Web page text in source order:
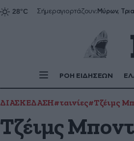
Σήμεραγιορτάζουν:
ΡΟΗ ΕΙΔΗΣΕΩΝ
ΔΙΑΣΚΕΔΑΣΗ#ταινίες#Τζέιμς
Τζέιμς